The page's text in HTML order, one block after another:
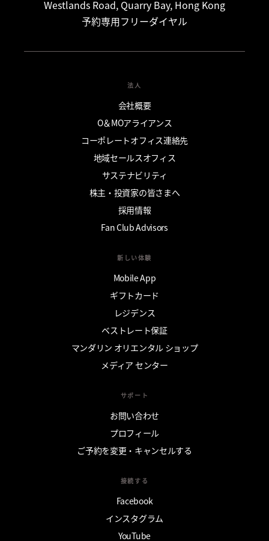
Westlands Road, Quarry Bay, Hong Kong
予約専用フリーダイヤル
法人
会社概要
O＆MOアライアンス
コーポレートオフィス連絡先
地域セールスオフィス
サステナビリティ
株主・投資家の皆さまへ
採用情報
Fan Club Advisors
新しい体験
Mobile App
ギフトカード
レジデンス
ベストレート保証
マンダリン オリエンタル ショップ
メディア センター
サポート
お問い合わせ
プロフィール
ご予約を変更・キャンセルする
接続する
Facebook
インスタグラム
YouTube